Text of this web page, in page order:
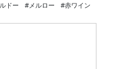
ドー #メルロー #赤ワイン